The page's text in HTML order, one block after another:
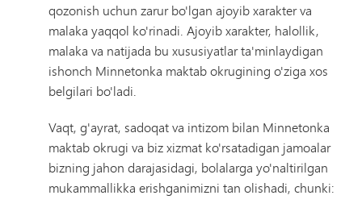
qozonish uchun zarur bo'lgan ajoyib xarakter va
malaka yaqqol ko'rinadi. Ajoyib xarakter, halollik,
malaka va natijada bu xususiyatlar ta'minlaydigan
ishonch Minnetonka maktab okrugining o'ziga xos
belgilari bo'ladi.
Vaqt, g'ayrat, sadoqat va intizom bilan Minnetonka
maktab okrugi va biz xizmat ko'rsatadigan jamoalar
bizning jahon darajasidagi, bolalarga yo'naltirilgan
mukammallikka erishganimizni tan olishadi, chunki: